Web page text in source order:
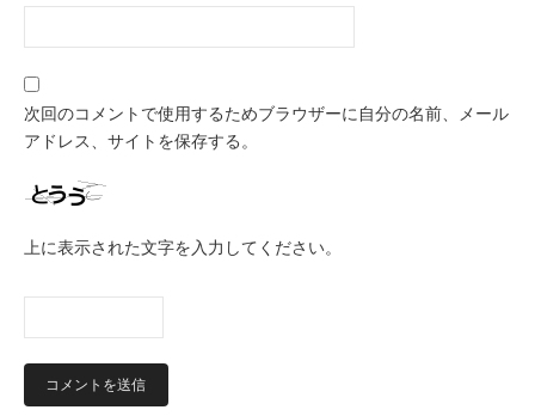
次回のコメントで使用するためブラウザーに自分の名前、メール
アドレス、サイトを保存する。
上に表示された文字を入力してください。